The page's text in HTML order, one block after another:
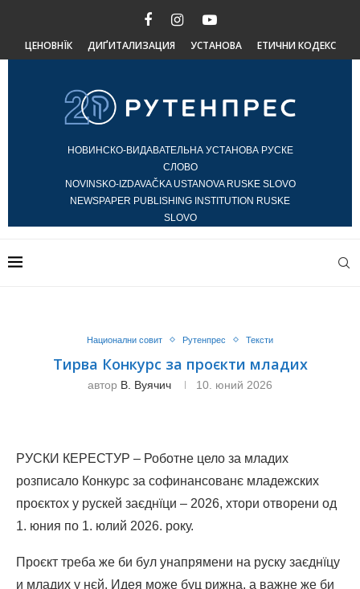
ЦЕНОВНЇК ДИҐИТАЛИЗАЦИЯ УСТАНОВА ЕТИЧНИ КОДЕКС
НОВИНСКО-ВИДАВАТЕЛЬНА УСТАНОВА РУСКЕ
СЛОВО
NOVINSKO-IZDAVAČKA USTANOVA RUSKE SLOVO
NEWSPAPER PUBLISHING INSTITUTION RUSKE
SLOVO
Национални совит Рутенпрес Тексти
Тирва Конкурс за проєкти младих
автор В. Вуячич 10. юний 2026
РУСКИ КЕРЕСТУР – Роботне цело за младих
розписало Кoнкурс за софинансованє младежских
проєктох у рускей заєднїци – 2026, хтори отворени од
1. юния по 1. юлий 2026. року.
Проєкт треба же би бул унапрямени на руску заєднїцу
и младих у нєй. Идея може буц рижна, а важне же би